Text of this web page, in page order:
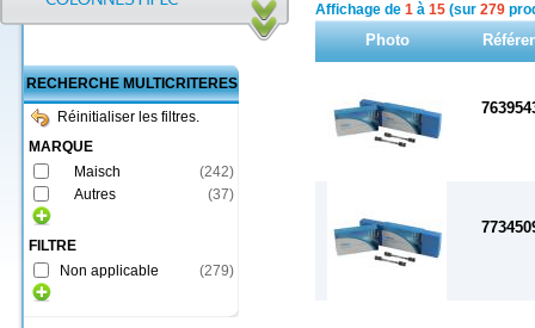
RECHERCHE MULTICRITERES
Réinitialiser les filtres.
MARQUE
Maisch
(242)
Autres
(37)
FILTRE
Non applicable
(279)
Affichage de 1 à 15 (sur 279
Photo